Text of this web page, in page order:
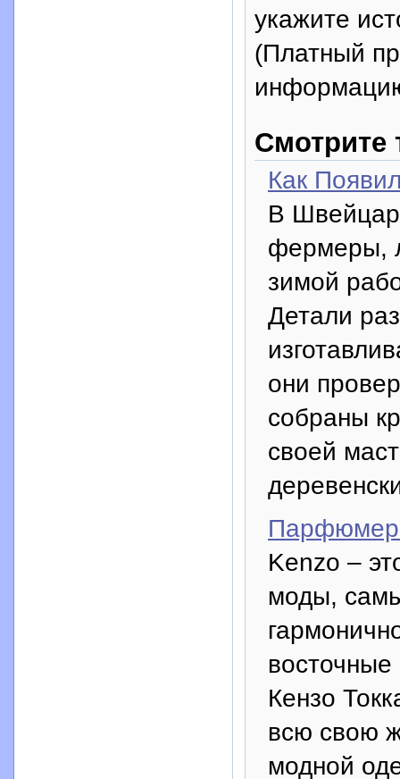
укажите
(Платный
Смотрите
Как
В
фермеры,
зимой
Детали
они
собраны
своей
Kenzo –
моды,
Кензо
всю свою
модной